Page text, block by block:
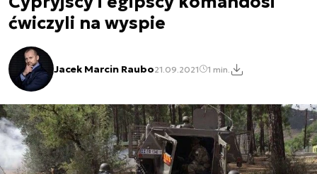
ćwiczyli na wyspie
Jacek Marcin Raubo21.09.2021 1 min.